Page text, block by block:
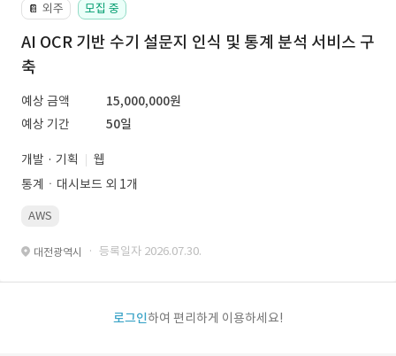
📔 외주 모집 중
AI OCR 기반 수기 설문지 인식 및 통계 분석 서비스 구
축
예상 금액
15,000,000원
예상 기간
50일
개발 · 기획
웹
통계ㆍ대시보드 외 1개
AWS
대전광역시 · 등록일자 2026.07.30.
로그인하여 편리하게 이용하세요!